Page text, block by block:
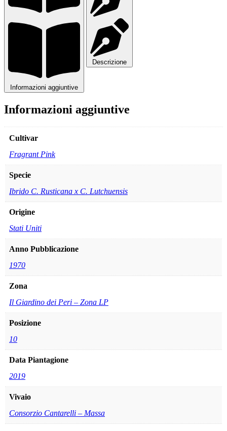
Informazioni aggiuntive
Descrizione
Informazioni aggiuntive
Cultivar
Fragrant Pink
Specie
Ibrido C. Rusticana x C. Lutchuensis
Origine
Stati Uniti
Anno Pubblicazione
1970
Zona
Il Giardino dei Peri – Zona LP
Posizione
10
Data Piantagione
2019
Vivaio
Consorzio Cantarelli – Massa